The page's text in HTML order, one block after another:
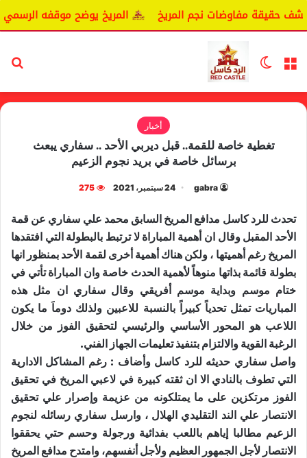
حقيقة مفاوضات نجم المريخ المريخ يوضح موقفه الرسمي
القائمة الوضع المظلم
أخبار
تغطية خاصة للقمة.. قبل ديربي الأحد .. سفاري يبعث
برسائل خاصة في بريد نجوم الزعيم
gabra 24 سبتمبر، 2021 275
تحدث للرد كاسل مدافع المريخ السابق محمد علي سفاري عن قمة
الأحد المقبل وقال ان أهمية المباراة لا ترتبط بالبطولة التي افتقدها
المريخ رغم أهميتها ، ولكن هناك أهمية أخرى لقمة الأحد بمنظور انها
بطولة قائمة بذاتها منوهاً لأهمية الحدث خاصة وان المباراة تأتي في
ختام موسم وبداية موسم أفريقي وقال سفاري ان مثل هذه
المباريات تمثل تحدياً كبيراً بالنسبة للاعبين ولذلك دوماَ ما يكون
اللاعب هو المحور الأساسي والرئيسي لتحقيق الفوز من خلال
الرغبة القوية والالتزام بتنفيذ تعليمات الجهاز الفني.
واصل سفاري حديثه للرد كاسل وأضاف : رغم المشاكل الادارية
التي تطوف بالنادي الا ان ثقته كبيرة في لاعبي المريخ في تحقيق
الفوز مرتكزين على ما يمتلكونه من عزيمة وإصرار علي تحقيق
الانتصار علي الند التقليدي الهلال ، وارسل سفاري رسائله لنجوم
الزعيم مطالبا إياهم باللعب بفدائية ورجولة وحسم حتي يحققوا
الانتصار لأجل الجمهور العظيم ولأجل أنفسهم، وامتدح مدافع المريخ